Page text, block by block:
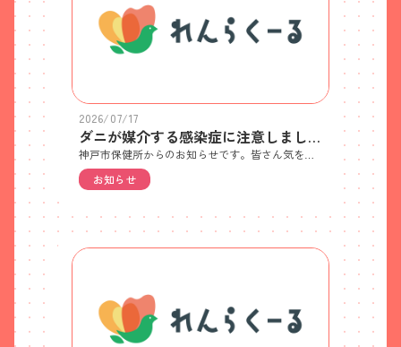
2026/07/17
ダニが媒介する感染症に注意しましょう
お知らせ